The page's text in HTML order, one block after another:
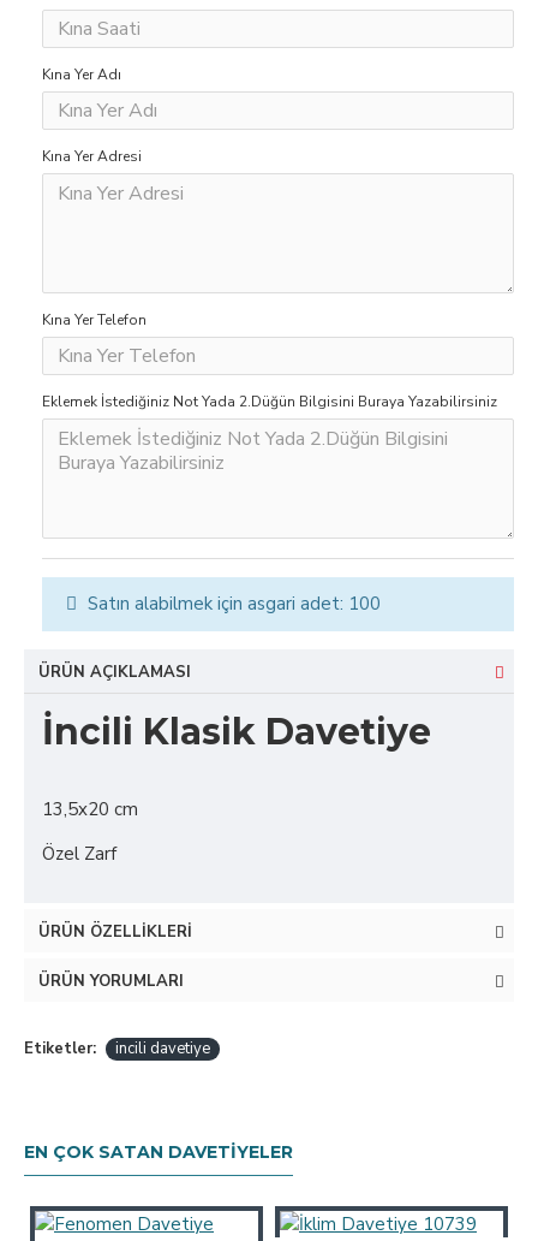
Kına Yer Adı
Kına Yer Adresi
Kına Yer Telefon
Eklemek İstediğiniz Not Yada 2.Düğün Bilgisini Buraya Yazabilirsiniz
Satın alabilmek için asgari adet: 100
ÜRÜN AÇIKLAMASI
İncili Klasik Davetiye
13,5x20 cm
Özel Zarf
ÜRÜN ÖZELLIKLERI
ÜRÜN YORUMLARI
Etiketler: incili davetiye
EN ÇOK SATAN DAVETIYELER